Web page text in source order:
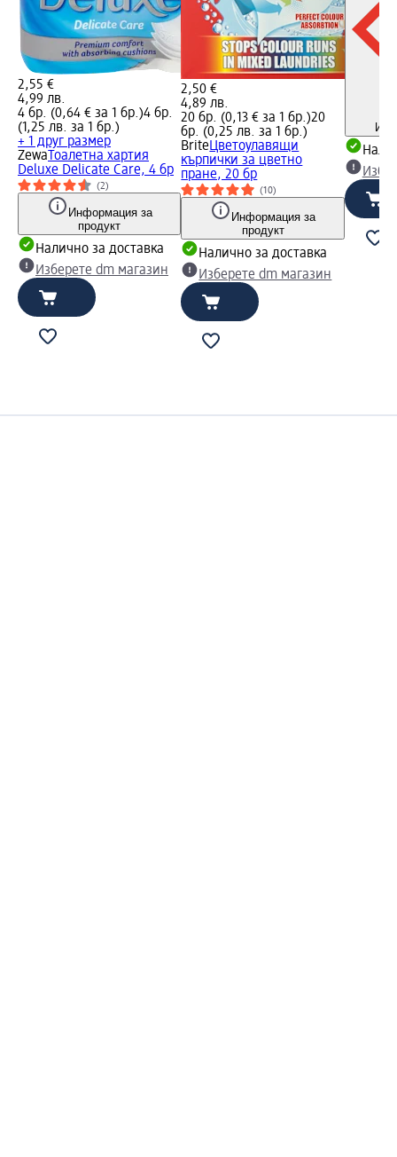
2,55 €
4,99 лв.
4 бр. (0,64 € за 1 бр.)4 бр.
(1,25 лв. за 1 бр.)
+ 1 друг размер
Zewa Тоалетна хартия
Deluxe Delicate Care, 4 бр
(2)
Информация за
продукт
Налично за доставка
Изберете dm магазин
2,50 €
4,89 лв.
20 бр. (0,13 € за 1 бр.)20
бр. (0,25 лв. за 1 бр.)
BriteЦветоулавящи
кърпички за цветно
пране, 20 бр
(10)
Информация за
продукт
Налично за доставка
Изберете dm магазин